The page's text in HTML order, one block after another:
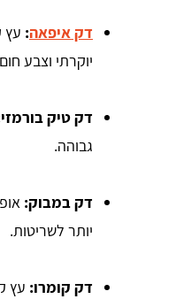
דק איפאה: עץ
יוקרתי וצבע
דק טיק
גבוהה.
דק במבוק:
יותר לשריטות.
דק קומרו: עץ